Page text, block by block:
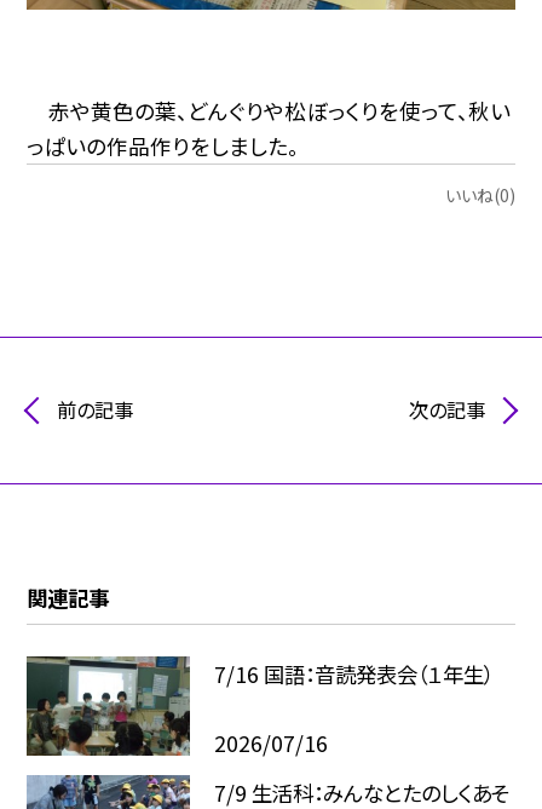
赤や黄色の葉、どんぐりや松ぼっくりを使って、秋い
っぱいの作品作りをしました。
いいね(0)
前の記事 次の記事
関連記事
7/16 国語：音読発表会（１年生）
2026/07/16
7/9 生活科：みんなとたのしくあそ